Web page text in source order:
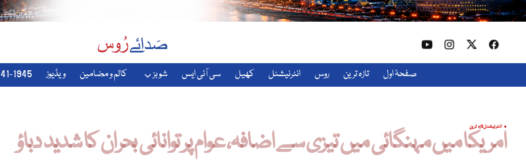
صفحۂ اول تازہ ترین روس انٹرنیشنل کھیل سی آئی ایس شوبز کالم و مضامین ویڈیوز 1941-1945-دوسری-
انٹرنیشنلتازہ ترین
امریکا میں مہنگائی میں تیزی سے اضافہ، عوام پر توانائی بحران کا شدید دباؤ